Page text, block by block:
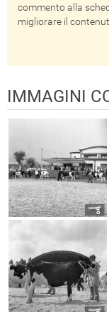
commento alla
migliorare il
IMMAGINI